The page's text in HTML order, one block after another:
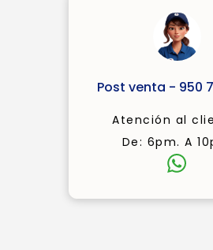
Post venta - 950
Atención al
De: 6pm. A